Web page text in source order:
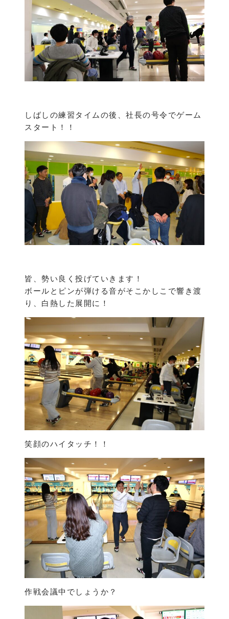
しばしの練習タイムの後、社長の号令でゲーム
スタート！！
皆、勢い良く投げていきます！
ボールとピンが弾ける音がそこかしこで響き渡
り、白熱した展開に！
笑顔のハイタッチ！！
作戦会議中でしょうか？